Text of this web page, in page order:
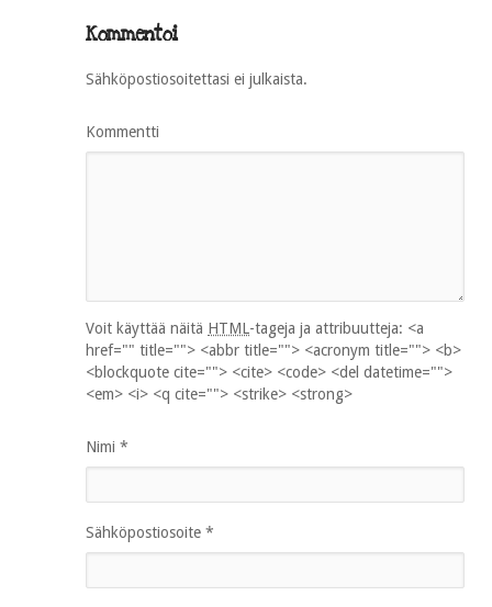
Kommentoi
Sähköpostiosoitettasi ei julkaista.
Kommentti
Voit käyttää näitä HTML-tageja ja attribuutteja: <a
href="" title=""> <abbr title=""> <acronym title=""> <b>
<blockquote cite=""> <cite> <code> <del datetime="">
<em> <i> <q cite=""> <strike> <strong>
Nimi *
Sähköpostiosoite *